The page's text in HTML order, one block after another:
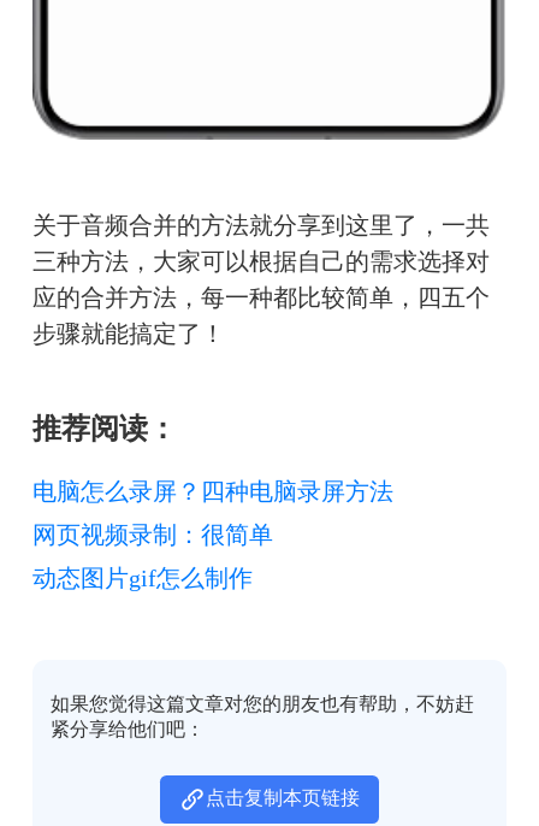
关于音频合并的方法就分享到这里了，一共
三种方法，大家可以根据自己的需求选择对
应的合并方法，每一种都比较简单，四五个
步骤就能搞定了！
推荐阅读：
电脑怎么录屏？四种电脑录屏方法
网页视频录制：很简单
动态图片gif怎么制作
如果您觉得这篇文章对您的朋友也有帮助，不妨赶
紧分享给他们吧：
点击复制本页链接